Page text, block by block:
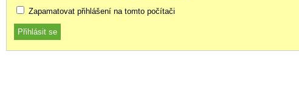
Zapamatovat přihlášení na tomto počítači